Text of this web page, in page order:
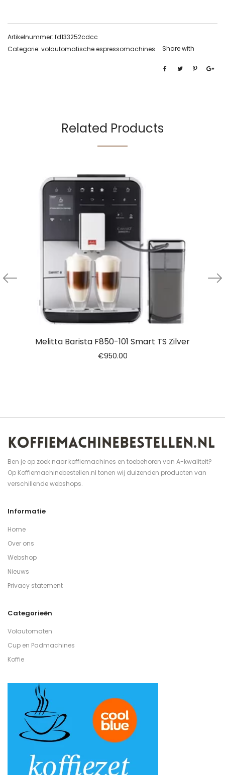
Artikelnummer: fd133252cdcc
Categorie: volautomatische espressomachines Share with
Related Products
Melitta Barista F850-101 Smart TS Zilver
€950.00
Ben je op zoek naar koffiemachines en toebehoren van A-kwaliteit?
Op Koffiemachinebestellen.nl tonen wij duizenden producten van
verschillende webshops.
Informatie
Home
Over ons
Webshop
Nieuws
Privacy statement
Categorieën
Volautomaten
Cup en Padmachines
Koffie